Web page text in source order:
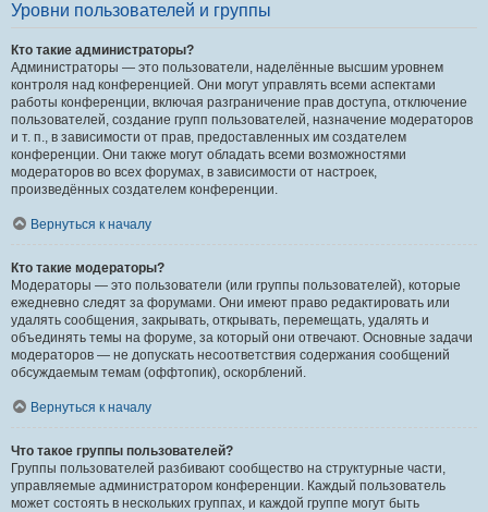
Уровни пользователей и группы
Кто такие администраторы?
Администраторы — это пользователи, наделённые высшим уровнем
контроля над конференцией. Они могут управлять всеми аспектами
работы конференции, включая разграничение прав доступа, отключение
пользователей, создание групп пользователей, назначение модераторов
и т. п., в зависимости от прав, предоставленных им создателем
конференции. Они также могут обладать всеми возможностями
модераторов во всех форумах, в зависимости от настроек,
произведённых создателем конференции.
Вернуться к началу
Кто такие модераторы?
Модераторы — это пользователи (или группы пользователей), которые
ежедневно следят за форумами. Они имеют право редактировать или
удалять сообщения, закрывать, открывать, перемещать, удалять и
объединять темы на форуме, за который они отвечают. Основные задачи
модераторов — не допускать несоответствия содержания сообщений
обсуждаемым темам (оффтопик), оскорблений.
Вернуться к началу
Что такое группы пользователей?
Группы пользователей разбивают сообщество на структурные части,
управляемые администратором конференции. Каждый пользователь
может состоять в нескольких группах, и каждой группе могут быть